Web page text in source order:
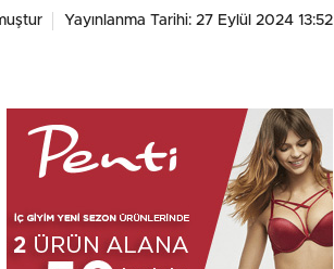
Yayınlanma Tarihi: 27 Eylül 2024 13:52